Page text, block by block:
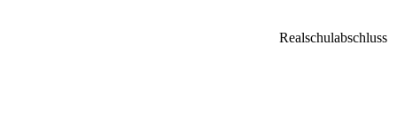
Realschulabschluss